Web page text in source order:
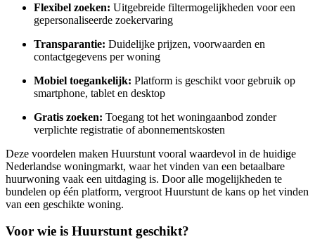
Flexibel zoeken: Uitgebreide filtermogelijkheden voor een
gepersonaliseerde zoekervaring
Transparantie: Duidelijke prijzen, voorwaarden en
contactgegevens per woning
Mobiel toegankelijk: Platform is geschikt voor gebruik op
smartphone, tablet en desktop
Gratis zoeken: Toegang tot het woningaanbod zonder
verplichte registratie of abonnementskosten
Deze voordelen maken Huurstunt vooral waardevol in de huidige
Nederlandse woningmarkt, waar het vinden van een betaalbare
huurwoning vaak een uitdaging is. Door alle mogelijkheden te
bundelen op één platform, vergroot Huurstunt de kans op het vinden
van een geschikte woning.
Voor wie is Huurstunt geschikt?